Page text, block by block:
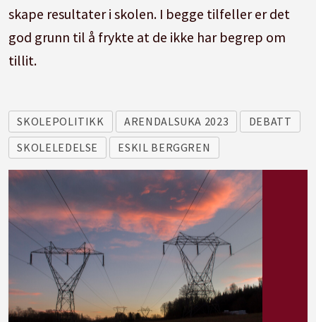
skape resultater i skolen. I begge tilfeller er det
god grunn til å frykte at de ikke har begrep om
tillit.
SKOLEPOLITIKK ARENDALSUKA 2023
DEBATT
SKOLELEDELSE
ESKIL BERGGREN